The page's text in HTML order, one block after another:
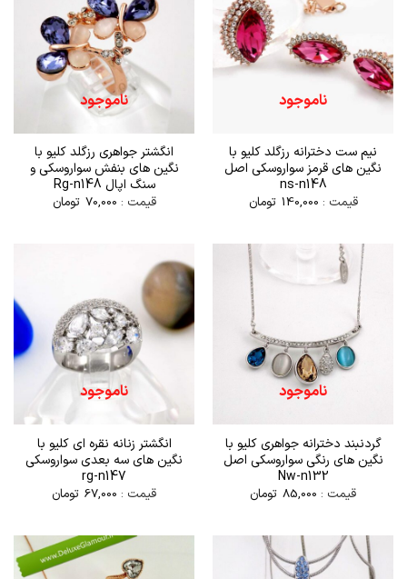
ناموجود
نیم ست دخترانه رزگلد کلیو با
نگین های قرمز سواروسکی اصل
ns-n148
قیمت : 140,000 تومان
ناموجود
انگشتر جواهری رزگلد کلیو با
نگین های بنفش سواروسکی و
سنگ اپال Rg-n148
قیمت : 70,000 تومان
ناموجود
گردنبند دخترانه جواهری کلیو با
نگین های رنگی سواروسکی اصل
Nw-n132
قیمت : 85,000 تومان
ناموجود
انگشتر زنانه نقره ای کلیو با
نگین های سه بعدی سواروسکی
rg-n147
قیمت : 67,000 تومان